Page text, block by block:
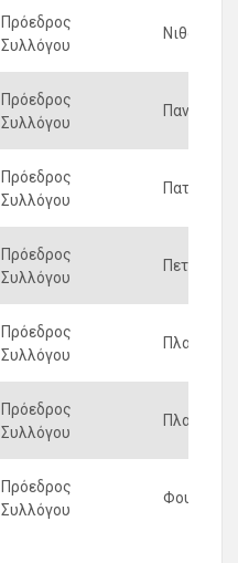
Πρόεδρος
Συλλόγου
Πρόεδρος
Συλλόγου
Πρόεδρος
Συλλόγου
Πρόεδρος
Συλλόγου
Πρόεδρος
Συλλόγου
Πρόεδρος
Συλλόγου
Πλατάνου
Πρόεδρος
Συλλόγου